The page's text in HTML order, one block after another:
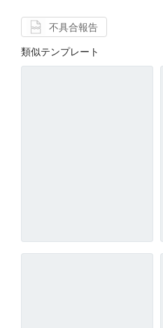
不具合報告
類似テンプレート